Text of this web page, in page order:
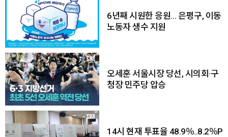
6년째 시원한 응원… 은평구, 이동
노동자 생수 지원
오세훈 서울시장 당선, 시의회·구
청장 민주당 압승
14시 현재 투표율 48.9％..8.2％P